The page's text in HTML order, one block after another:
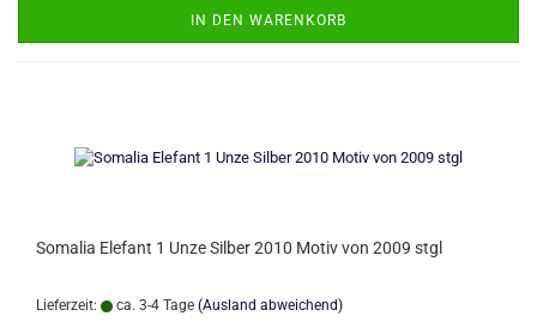
IN DEN WARENKORB
Somalia Elefant 1 Unze Silber 2010 Motiv von 2009 stgl
Lieferzeit: ca. 3-4 Tage (Ausland abweichend)